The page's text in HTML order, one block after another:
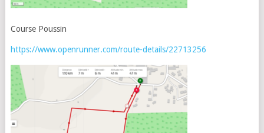
Course Poussin
https://www.openrunner.com/route-details/22713256